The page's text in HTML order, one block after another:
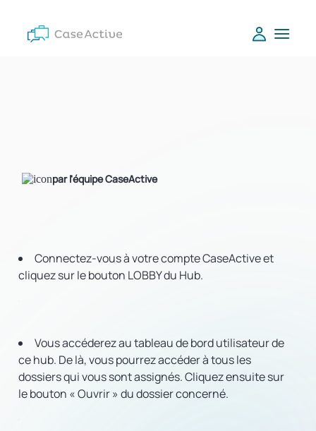
par l'équipe CaseActive
Connectez-vous à votre compte CaseActive et
cliquez sur le bouton LOBBY du Hub.
Vous accéderez au tableau de bord utilisateur de
ce hub. De là, vous pourrez accéder à tous les
dossiers qui vous sont assignés. Cliquez ensuite sur
le bouton « Ouvrir » du dossier concerné.